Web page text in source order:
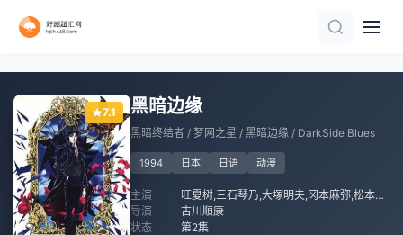
7.1 黑暗边缘
黑暗终结者 / 梦网之星 / 黑暗边缘 / DarkSide Blues
1994 日本 日语 动漫
主演
旺夏树,三石琴乃,大塚明夫,冈本麻弥,松本保典,佐佐木望,堀秀行,胜生真沙子,山寺宏一,堀越真己,石井康嗣,家中宏,三木真一郎,堀内圭三,巴菁子,小室正幸,小形满,吴林卓美
导演
古川順康
状态
第2集
第19集
更新至第120集
第3集
已完结 共13集
第2集
第34集完结
第11集完结
更新至08集
第149集
更新至12集